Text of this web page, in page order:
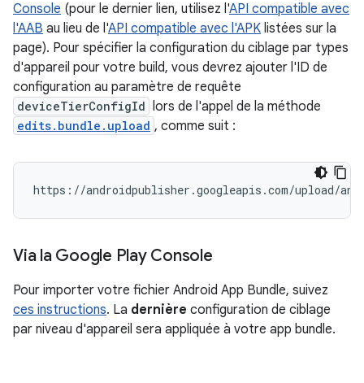
Console (pour le dernier lien, utilisez l'API compatible avec
l'AAB au lieu de l'API compatible avec l'APK listées sur la
page). Pour spécifier la configuration du ciblage par types
d'appareil pour votre build, vous devrez ajouter l'ID de
configuration au paramètre de requête
deviceTierConfigId lors de l'appel de la méthode
edits.bundle.upload , comme suit :
Via la Google Play Console
Pour importer votre fichier Android App Bundle, suivez
ces instructions. La dernière configuration de ciblage
par niveau d'appareil sera appliquée à votre app bundle.